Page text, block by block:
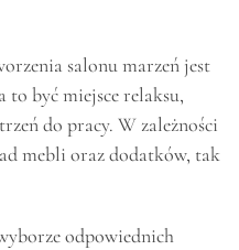
salonu marzeń jest
to być miejsce relaksu,
do pracy. W zależności
mebli oraz dodatków, tak
odpowiednich